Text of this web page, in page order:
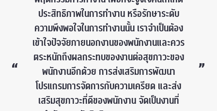
ประสิทธิภาพในการทำงาน หรือรักษาระดับ
ความพึงพอใจในการทำงานนั้น เราจำเป็นต้อง
เข้าใจปัจจัยภายนอกงานของพนักงานและควร
ตระหนักถึงผลกระทบของงานต่อสุขภาวะของ
พนักงานอีกด้วย การส่งเสริมการพัฒนา
โปรแกรมการจัดการกับความเครียด และส่ง
เสริมสุขภาวะที่ดีของพนักงาน จัดเป็นงานที่